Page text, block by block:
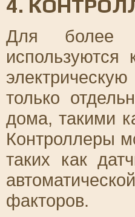
4.
Для более
используются
только
дома, такими
Контроллеры
таких как
факторов.